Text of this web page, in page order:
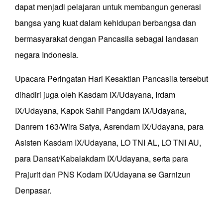
dapat menjadi pelajaran untuk membangun generasi
bangsa yang kuat dalam kehidupan berbangsa dan
bermasyarakat dengan Pancasila sebagai landasan
negara Indonesia.
Upacara Peringatan Hari Kesaktian Pancasila tersebut
dihadiri juga oleh Kasdam IX/Udayana, Irdam
IX/Udayana, Kapok Sahli Pangdam IX/Udayana,
Danrem 163/Wira Satya, Asrendam IX/Udayana, para
Asisten Kasdam IX/Udayana, LO TNI AL, LO TNI AU,
para Dansat/Kabalakdam IX/Udayana, serta para
Prajurit dan PNS Kodam IX/Udayana se Garnizun
Denpasar.